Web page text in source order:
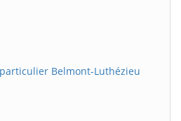
Belmont-Luthézieu